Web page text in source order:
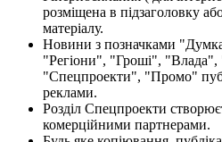
розміщена в підзаголовку
матеріалу.
Новини з позначками
"Регіони", "Гроші",
"Спецпроекти", "Промо"
реклами.
Розділ Спецпроекти
комерційними партнерами.